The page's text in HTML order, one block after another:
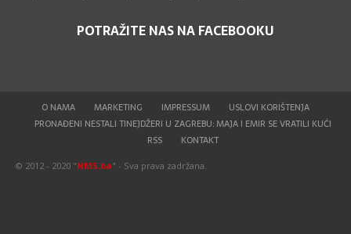
POTRAŽITE NAS NA FACEBOOKU
O NAMA MARKETING IMPRESSUM
USLOVI KORIŠTENJA
PRONAĐENI NESTALI TINEJDŽERI U ZAGREBU: MAJA I EMIR SE VRATILI KUĆI
RSS
KONTAKT
© 2012 - 2020 "NMS.ba" - Sva prava zadržana.